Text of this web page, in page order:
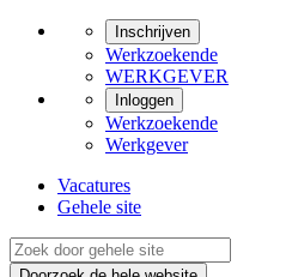
Inschrijven
Werkzoekende
WERKGEVER
Inloggen
Werkzoekende
Werkgever
Vacatures
Gehele site